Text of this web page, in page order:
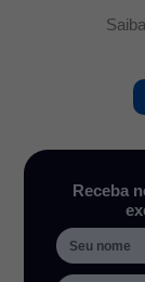
Receba